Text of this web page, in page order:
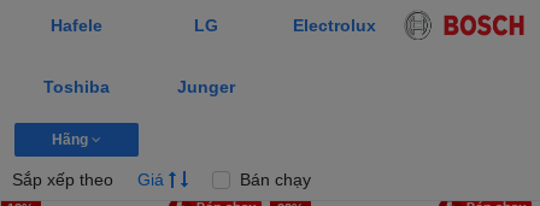
Hafele LG Electrolux
Toshiba Junger
Hãng
Sắp xếp theo Giá Bán chạy